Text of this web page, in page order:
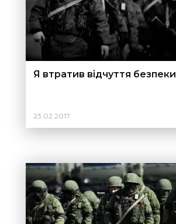
Я втратив відчуття безпеки
23.02.2017